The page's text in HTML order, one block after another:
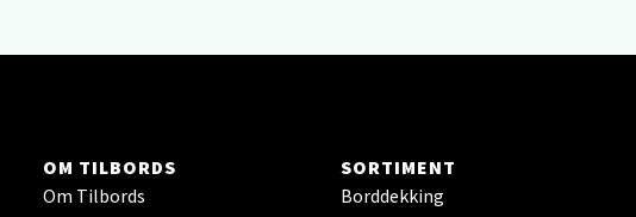
OM TILBORDS
Om Tilbords
SORTIMENT
Borddekking